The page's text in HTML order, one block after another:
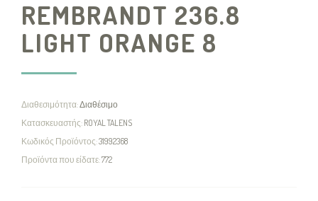
REMBRANDT 236.8
LIGHT ORANGE 8
Διαθεσιμότητα:Διαθέσιμο
Κατασκευαστής: ROYAL TALENS
Κωδικός Προϊόντος:31992368
Προϊόντα που είδατε:772